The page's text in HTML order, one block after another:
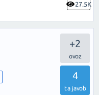
27.5K
+2
4
ta javob